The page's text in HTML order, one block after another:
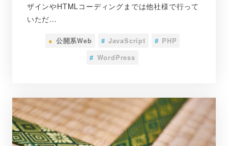
ザインやHTMLコーディングまでは他社様で行って
いただ…
● 公開系Web # JavaScript # PHP
# WordPress